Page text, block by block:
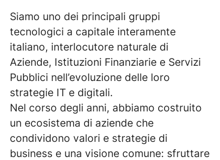
Siamo uno dei principali gruppi
tecnologici a capitale interamente
italiano, interlocutore naturale di
Aziende, Istituzioni Finanziarie e Servizi
Pubblici nell’evoluzione delle loro
strategie IT e digitali.
Nel corso degli anni, abbiamo costruito
un ecosistema di aziende che
condividono valori e strategie di
business e una visione comune: sfruttare